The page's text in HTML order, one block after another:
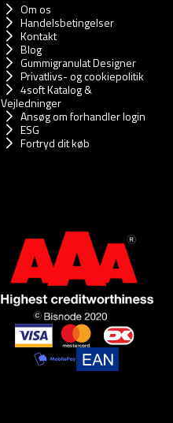
Om os
Handelsbetingelser
Kontakt
Blog
Gummigranulat Designer
Privatlivs- og cookiepolitik
4soft Katalog &
Vejledninger
Ansøg om forhandler login
ESG
Fortryd dit køb